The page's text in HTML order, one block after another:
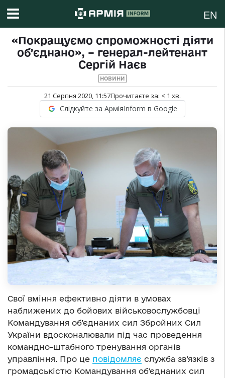
EN
«Покращуємо спроможності діяти
об’єднано», – генерал-лейтенант
Сергій Наєв
НОВИНИ
21 Серпня 2020, 11:57Прочитаєте за: < 1 хв.
Слідкуйте за АрміяInform в Google
Свої вміння ефективно діяти в умовах
наближених до бойових військовослужбовці
Командування об’єднаних сил Збройних Сил
України вдосконалювали під час проведення
командно-штабного тренування органів
управління. Про це повідомляє служба зв’язків з
громадськістю Командування об’єднаних сил